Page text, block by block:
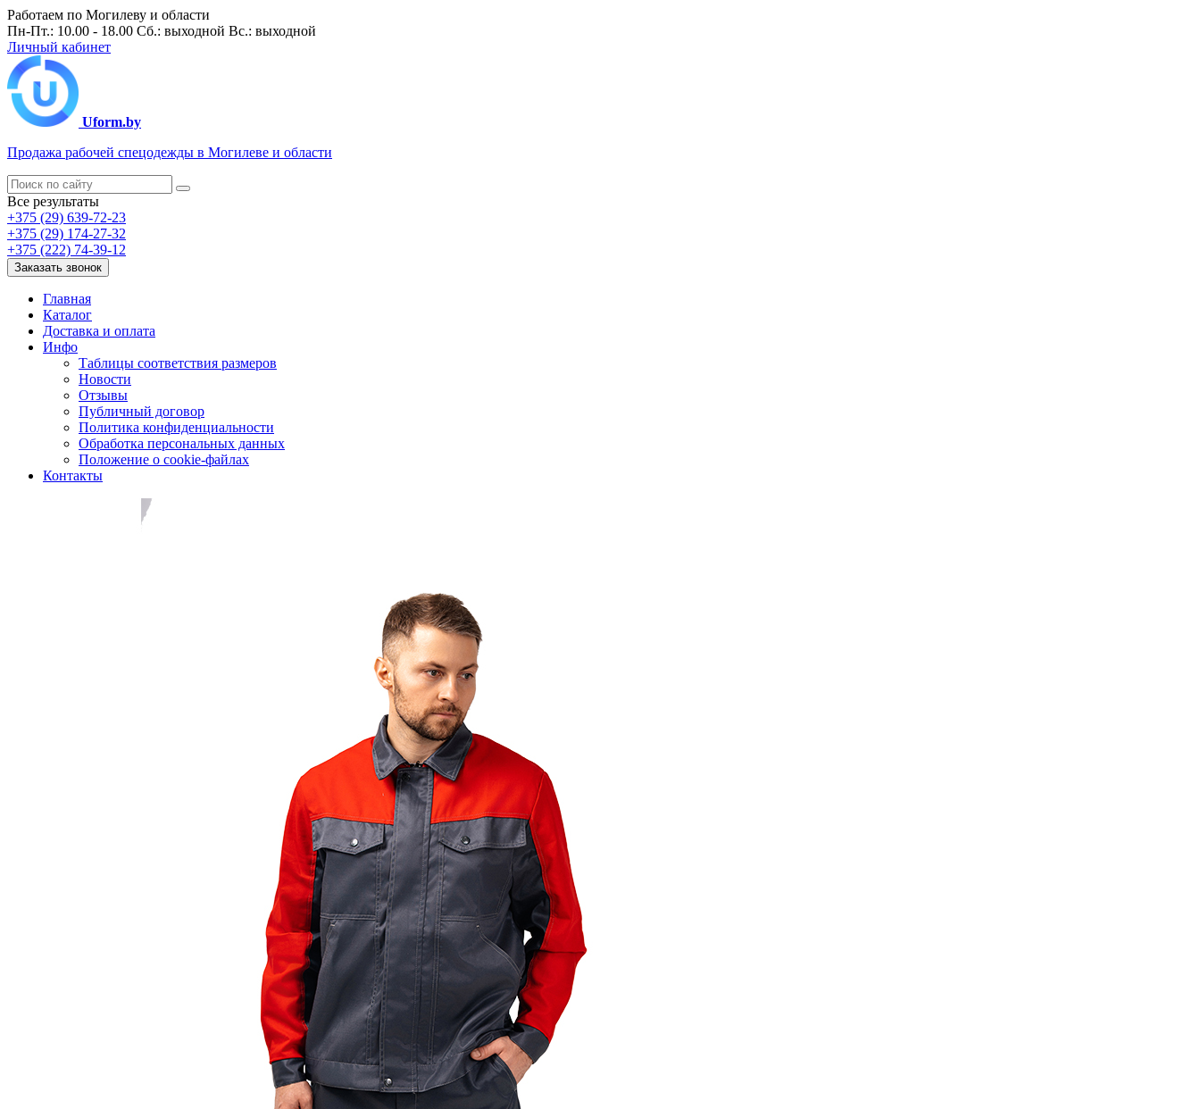
Работаем по Могилеву и области
Пн-Пт.: 10.00 - 18.00 Сб.: выходной Вс.: выходной
Личный кабинет
Uform.by
Продажа рабочей спецодежды в Могилеве и области
Все результаты
+375 (29) 639-72-23
+375 (29) 174-27-32
+375 (222) 74-39-12
Заказать звонок
Главная
Каталог
Доставка и оплата
Инфо
Таблицы соответствия размеров
Новости
Отзывы
Публичный договор
Политика конфиденциальности
Обработка персональных данных
Положение о cookie-файлах
Контакты